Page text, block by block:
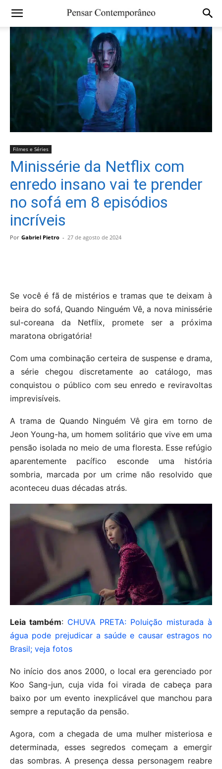
Filmes e Séries
Minissérie da Netflix com
enredo insano vai te prender
no sofá em 8 episódios
incríveis
Por Gabriel Pietro - 27 de agosto de 2024
Se você é fã de mistérios e tramas que te deixam à
beira do sofá, Quando Ninguém Vê, a nova minissérie
sul-coreana da Netflix, promete ser a próxima
maratona obrigatória!
Com uma combinação certeira de suspense e drama,
a série chegou discretamente ao catálogo, mas
conquistou o público com seu enredo e reviravoltas
imprevisíveis.
A trama de Quando Ninguém Vê gira em torno de
Jeon Young-ha, um homem solitário que vive em uma
pensão isolada no meio de uma floresta. Esse refúgio
aparentemente pacífico esconde uma história
sombria, marcada por um crime não resolvido que
aconteceu duas décadas atrás.
Leia também: CHUVA PRETA: Poluição misturada à
água pode prejudicar a saúde e causar estragos no
Brasil; veja fotos
No início dos anos 2000, o local era gerenciado por
Koo Sang-jun, cuja vida foi virada de cabeça para
baixo por um evento inexplicável que manchou para
sempre a reputação da pensão.
Agora, com a chegada de uma mulher misteriosa e
determinada, esses segredos começam a emergir
das sombras. A presença dessa personagem reabre